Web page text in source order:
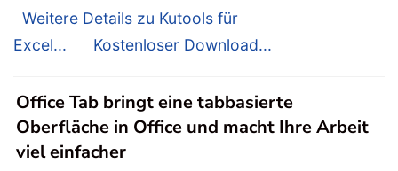
Weitere Details zu Kutools für
Excel...
Kostenloser Download...
Office Tab bringt eine tabbasierte
Oberfläche in Office und macht Ihre Arbeit
viel einfacher